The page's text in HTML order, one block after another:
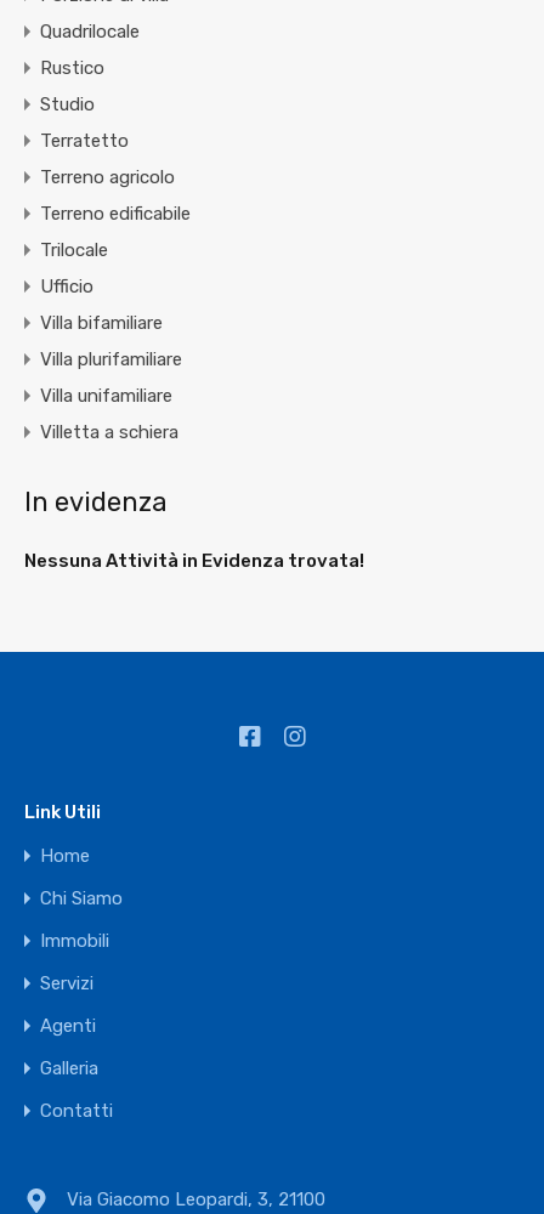
Quadrilocale
Rustico
Studio
Terratetto
Terreno agricolo
Terreno edificabile
Trilocale
Ufficio
Villa bifamiliare
Villa plurifamiliare
Villa unifamiliare
Villetta a schiera
In evidenza
Nessuna Attività in Evidenza trovata!
Link Utili
Home
Chi Siamo
Immobili
Servizi
Agenti
Galleria
Contatti
Via Giacomo Leopardi, 3, 21100